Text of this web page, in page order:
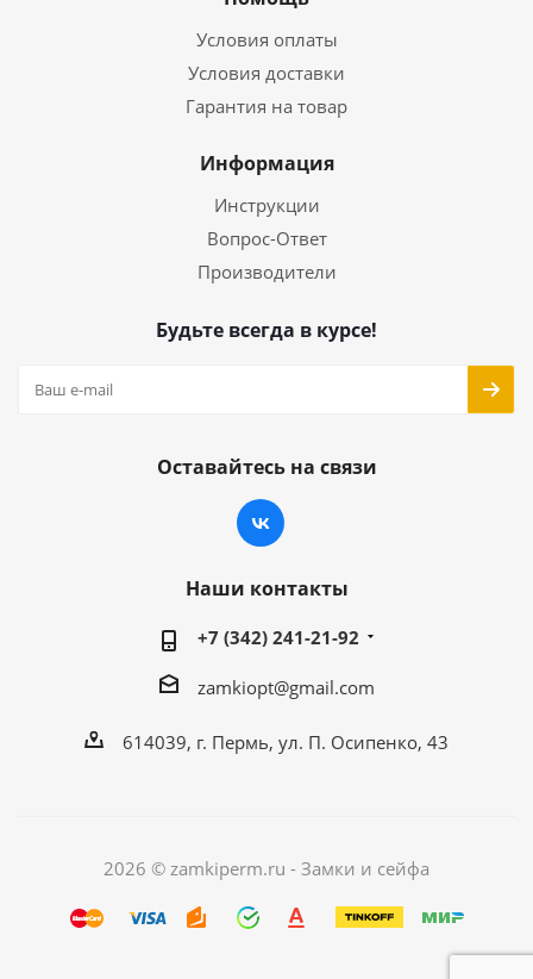
Условия оплаты
Условия доставки
Гарантия на товар
Информация
Инструкции
Вопрос-Ответ
Производители
Будьте всегда в курсе!
Оставайтесь на связи
Наши контакты
+7 (342) 241-21-92
zamkiopt@gmail.com
614039, г. Пермь, ул. П. Осипенко, 43
2026 © zamkiperm.ru - Замки и сейфа